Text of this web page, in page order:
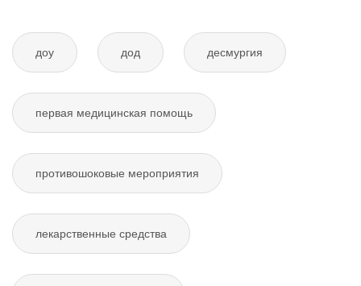
доу дод десмургия
первая медицинская помощь
противошоковые мероприятия
лекарственные средства